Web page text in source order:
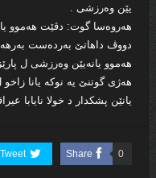
یێن وه‌رزشى .
هه‌روه‌سا گوت: دڤێت هه‌موو
دووڤ داهاتێ به‌رده‌ست
هه‌موو یانه‌یێن وه‌رزشى ل
یانێن پشكدار د خولا نایابا
Share 0
Tweet